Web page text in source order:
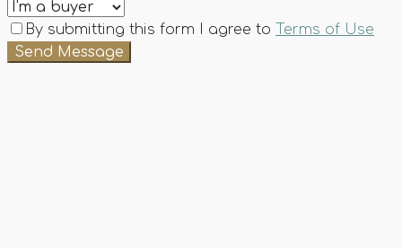
By submitting this form I agree to
Terms of Use
Send Message